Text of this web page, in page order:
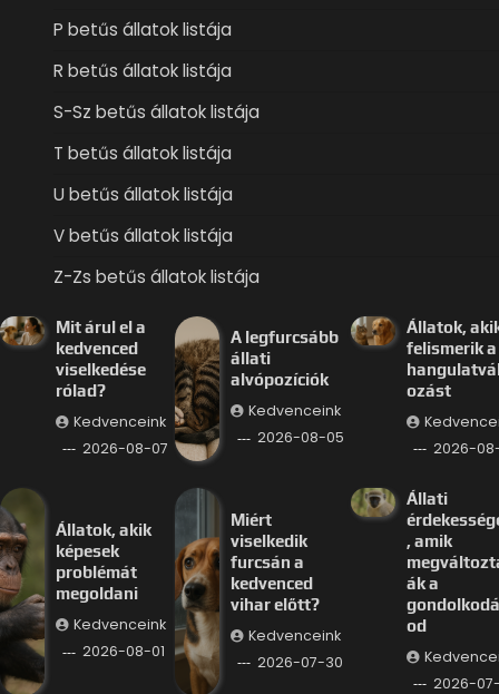
P betűs állatok listája
R betűs állatok listája
S-Sz betűs állatok listája
T betűs állatok listája
U betűs állatok listája
V betűs állatok listája
Z-Zs betűs állatok listája
Mit árul el a
kedvenced
viselkedése
rólad?
Kedvenceink
2026-08-07
A legfurcsább
állati
alvópozíciók
Kedvenceink
2026-08-05
Állatok,
felismerik a
ozást
2026-
Állatok, akik
képesek
problémát
megoldani
Kedvenceink
2026-08-01
Miért
viselkedik
furcsán a
kedvenced
vihar előtt?
Kedvenceink
2026-07-30
Állati
, amik
ák a
od
2026-